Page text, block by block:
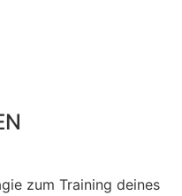
zum Training deines